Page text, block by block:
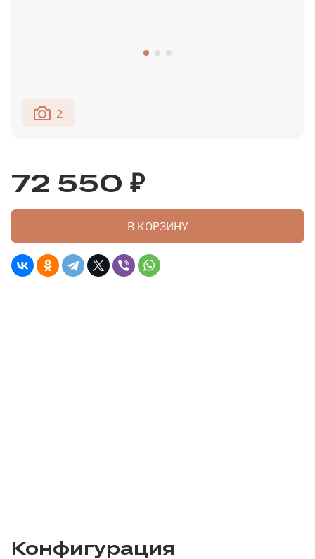
2
72 550 ₽
В КОРЗИНУ
Конфигурация